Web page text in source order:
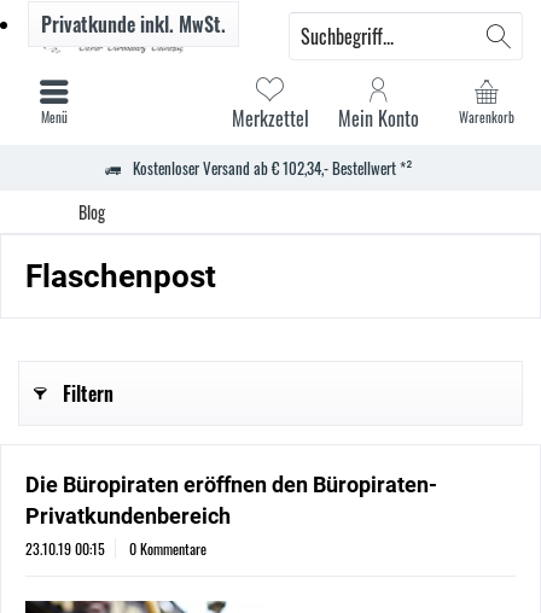
Kostenloser Versand ab € 102,34,- Bestellwert *²
Warenkorb
Merkzettel Mein Konto
Privatkundeinkl. MwSt.
Menü
Blog
Flaschenpost
Filtern
Die Büropiraten eröffnen den Büropiraten-
Privatkundenbereich
23.10.19 00:15 0 Kommentare